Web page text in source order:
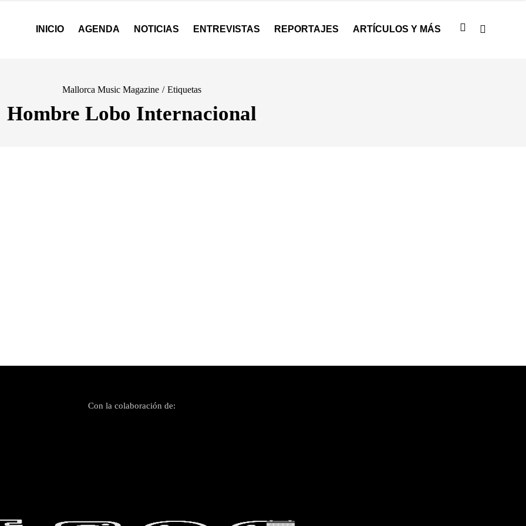
INICIO AGENDA NOTICIAS ENTREVISTAS REPORTAJES ARTÍCULOS Y MÁS
Mallorca Music Magazine / Etiquetas
Hombre Lobo Internacional
Con la colaboración de: